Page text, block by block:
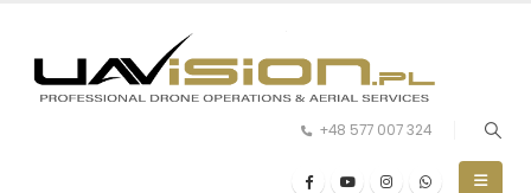
+48 577 007 324